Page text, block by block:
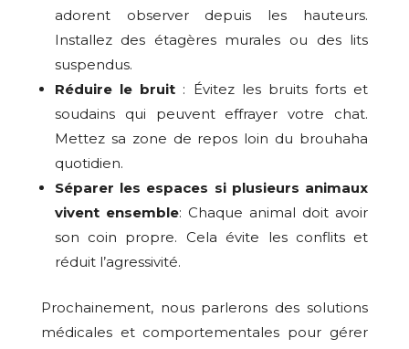
adorent observer depuis les hauteurs.
Installez des étagères murales ou des lits
suspendus.
Réduire le bruit : Évitez les bruits forts et
soudains qui peuvent effrayer votre chat.
Mettez sa zone de repos loin du brouhaha
quotidien.
Séparer les espaces si plusieurs animaux
vivent ensemble: Chaque animal doit avoir
son coin propre. Cela évite les conflits et
réduit l’agressivité.
Prochainement, nous parlerons des solutions
médicales et comportementales pour gérer